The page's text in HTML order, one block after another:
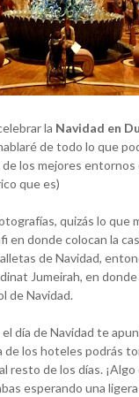
la Navidad en
de todo lo que
los mejores entornos
que es)
quizás lo que
en donde colocan la
de Navidad,
Jumeirah, en
de Navidad.
día de Navidad te
de los hoteles podrás
resto de los días.
esperando una